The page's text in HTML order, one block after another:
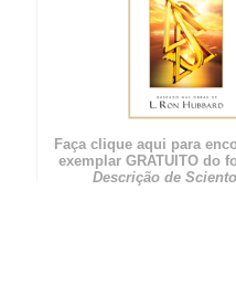
Faça clique aqui para
exemplar GRATUITO do
Descrição de